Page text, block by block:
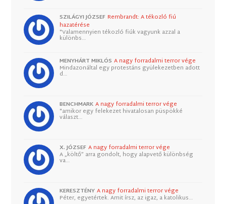
SZILÁGYI JÓZSEF Rembrandt: A tékozló fiú
hazatérése
"Valamennyien tékozló fiúk vagyunk azzal a
különbs…
MENYHÁRT MIKLÓS A nagy forradalmi terror vége
Mindazonáltal egy protestáns gyülekezetben adott
d…
BENCHMARK A nagy forradalmi terror vége
"amikor egy felekezet hivatalosan püspökké
választ…
X. JÓZSEF A nagy forradalmi terror vége
A „költő” arra gondolt, hogy alapvető különbség
va…
KERESZTÉNY A nagy forradalmi terror vége
Péter, egyetértek. Amit írsz, az igaz, a katolikus…